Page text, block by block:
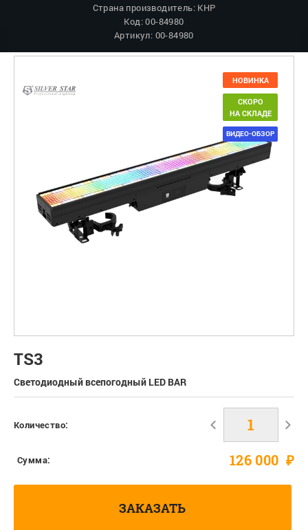
Страна производитель: КНР
Код: 00-84980
Артикул: 00-84980
НОВИНКА
СКОРО
НА СКЛАДЕ
ВИДЕО-ОБЗОР
TS3
Светодиодный всепогодный LED BAR
Количество:
Сумма: 126 000 ₽
ЗАКАЗАТЬ